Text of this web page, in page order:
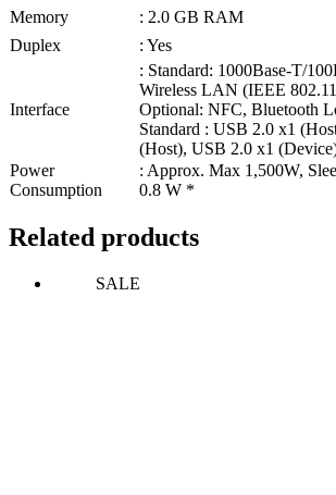
Memory
: 2.0 GB RAM
Duplex
: Yes
Interface
: Standard: 1000Base-T/
Wireless LAN (IEEE
Optional: NFC, Bluetooth
Standard : USB 2.0 x1
(Host), USB 2.0 x1
Power
Consumption
: Approx. Max 1,500W,
0.8 W *
Related products
SALE